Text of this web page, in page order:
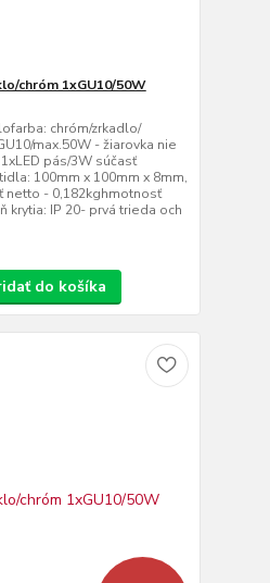
chróm 1xGU10/50W
chróm/zrkadlo/
max.50W - žiarovka nie
pás/3W súčasť
100mm x 100mm x 8mm,
netto - 0,182kghmotnosť
krytia: IP 20- prvá trieda och
do košíka